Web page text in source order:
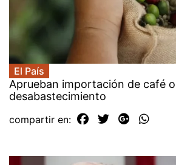
El País
Aprueban importación de café
desabastecimiento
compartir en: